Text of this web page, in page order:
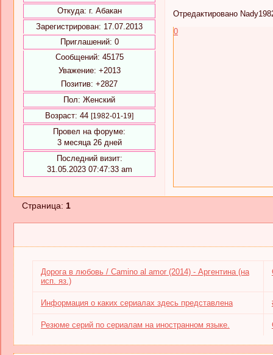
Откуда: г. Абакан
Зарегистрирован: 17.07.2013
Приглашений: 0
Сообщений: 45175
Уважение: +2013
Позитив: +2827
Пол: Женский
Возраст: 44 [1982-01-19]
Провел на форуме:
3 месяца 26 дней
Последний визит:
31.05.2023 07:47:33 am
Отредактировано
0
Страница: 1
Дорога в любовь / Camino al amor (2014) - Аргентина (на
исп. яз.)
Информация о каких сериалах здесь представлена
Резюме серий по сериалам на иностранном языке.